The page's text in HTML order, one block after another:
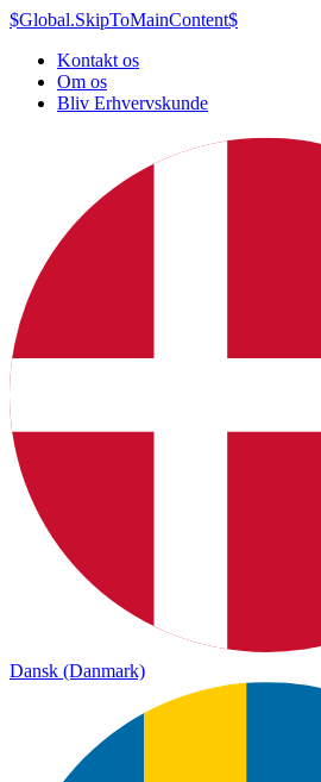
$Global.SkipToMainContent$
Kontakt os
Om os
Bliv Erhvervskunde
Dansk (Danmark)